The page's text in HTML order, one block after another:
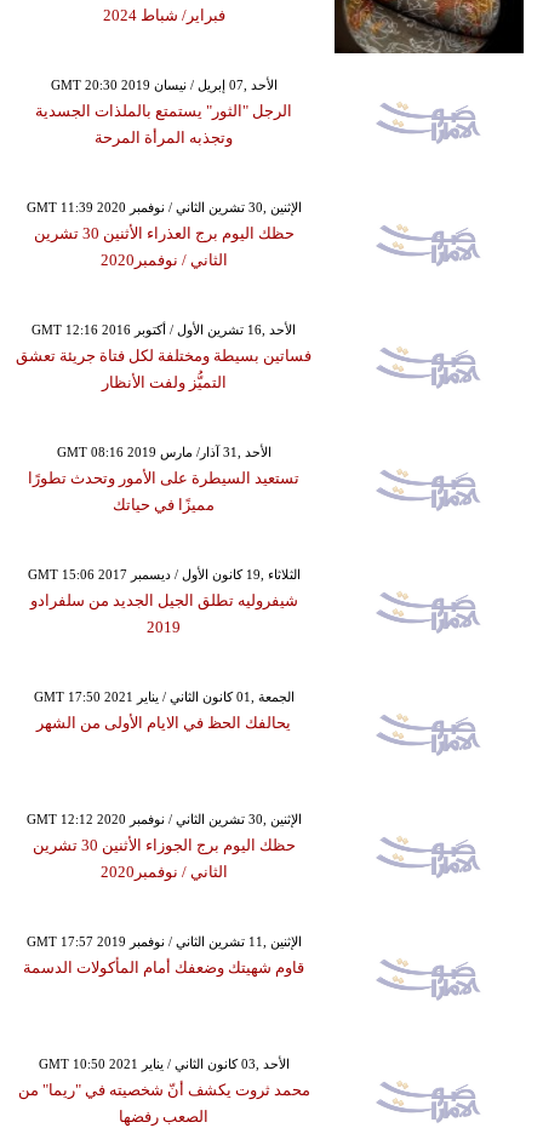
فبراير/ شباط 2024
GMT 20:30 2019 الأحد ,07 إبريل / نيسان
الرجل "الثور" يستمتع بالملذات الجسدية
وتجذبه المرأة المرحة
GMT 11:39 2020 الإثنين ,30 تشرين الثاني / نوفمبر
حظك اليوم برج العذراء الأثنين 30 تشرين
الثاني / نوفمبر2020
GMT 12:16 2016 الأحد ,16 تشرين الأول / أكتوبر
فساتين بسيطة ومختلفة لكل فتاة جريئة تعشق
التميُّز ولفت الأنظار
GMT 08:16 2019 الأحد ,31 آذار/ مارس
تستعيد السيطرة على الأمور وتحدث تطورًا
مميزًا في حياتك
GMT 15:06 2017 الثلاثاء ,19 كانون الأول / ديسمبر
شيفروليه تطلق الجيل الجديد من سلفرادو
2019
GMT 17:50 2021 الجمعة ,01 كانون الثاني / يناير
يحالفك الحظ في الايام الأولى من الشهر
GMT 12:12 2020 الإثنين ,30 تشرين الثاني / نوفمبر
حظك اليوم برج الجوزاء الأثنين 30 تشرين
الثاني / نوفمبر2020
GMT 17:57 2019 الإثنين ,11 تشرين الثاني / نوفمبر
قاوم شهيتك وضعفك أمام المأكولات الدسمة
GMT 10:50 2021 الأحد ,03 كانون الثاني / يناير
محمد ثروت يكشف أنّ شخصيته في "ريما" من
الصعب رفضها